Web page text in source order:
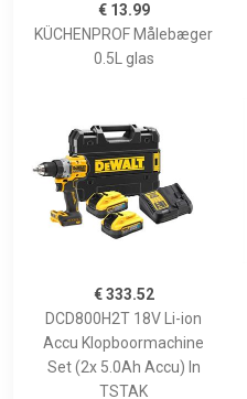
€ 13.99
KÜCHENPROF Målebæger
0.5L glas
€ 333.52
DCD800H2T 18V Li-ion
Accu Klopboormachine
Set (2x 5.0Ah Accu) In
TSTAK